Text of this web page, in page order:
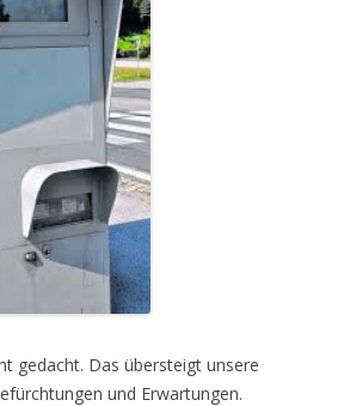
gedacht. Das übersteigt unsere
und Erwartungen.